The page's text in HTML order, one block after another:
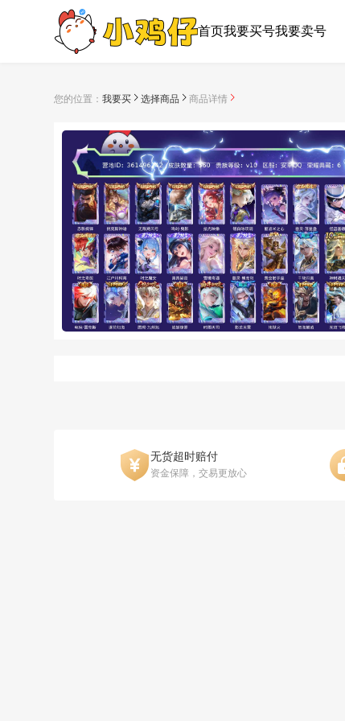
首页我要买号我要卖号
您的位置： 我要买 选择商品 商品详情
无货超时赔付
资金保障，交易更放心